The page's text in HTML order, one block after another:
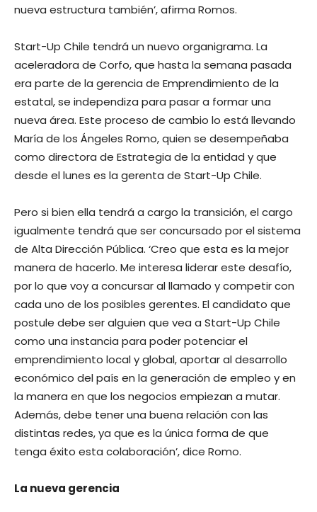
nueva estructura también’, afirma Romos.
Start-Up Chile tendrá un nuevo organigrama. La
aceleradora de Corfo, que hasta la semana pasada
era parte de la gerencia de Emprendimiento de la
estatal, se independiza para pasar a formar una
nueva área. Este proceso de cambio lo está llevando
María de los Ángeles Romo, quien se desempeñaba
como directora de Estrategia de la entidad y que
desde el lunes es la gerenta de Start-Up Chile.
Pero si bien ella tendrá a cargo la transición, el cargo
igualmente tendrá que ser concursado por el sistema
de Alta Dirección Pública. ‘Creo que esta es la mejor
manera de hacerlo. Me interesa liderar este desafío,
por lo que voy a concursar al llamado y competir con
cada uno de los posibles gerentes. El candidato que
postule debe ser alguien que vea a Start-Up Chile
como una instancia para poder potenciar el
emprendimiento local y global, aportar al desarrollo
económico del país en la generación de empleo y en
la manera en que los negocios empiezan a mutar.
Además, debe tener una buena relación con las
distintas redes, ya que es la única forma de que
tenga éxito esta colaboración’, dice Romo.
La nueva gerencia